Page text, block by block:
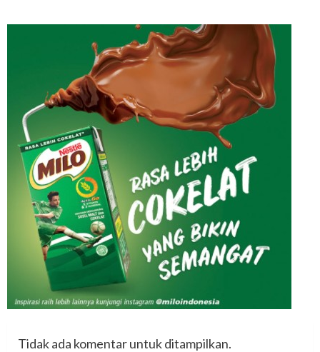
Tidak ada komentar untuk ditampilkan.